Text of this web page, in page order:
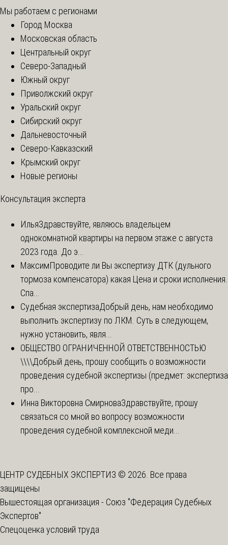
Мы работаем с регионами
Город Москва
Московская область
Центральный округ
Северо-Западный
Южный округ
Приволжский округ
Уральский округ
Сибирский округ
Дальневосточный
Северо-Кавказский
Крымский округ
Новые регионы
Консультация эксперта
ИльяЗдравствуйте, являюсь владельцем
однокомнатной квартиры на первом этаже с августа
2023 года. До э...
МаксимПроводите ли Вы экспертизу ДТК (дульного
тормоза компенсатора) какая Цена и сроки исполнения.
Спа...
Судебная экспертизаДобрый день, нам необходимо
выполнить экспертизу по ЛКМ. Суть в следующем,
нужно установить, явля...
ОБЩЕСТВО ОГРАНИЧЕННОЙ ОТВЕТСТВЕННОСТЬЮ
\\\\Добрый день, прошу сообщить о возможности
проведения судебной экспертизы (предмет: экспертиза
про...
Инна Викторовна СмирноваЗдравствуйте, прошу
связаться со мной во вопросу возможности
проведения судебной комплексной меди...
ЦЕНТР СУДЕБНЫХ ЭКСПЕРТИЗ © 2026. Все права
защищены
Вышестоящая организация - Союз "Федерация Судебных
Экспертов"
Спецоценка условий труда